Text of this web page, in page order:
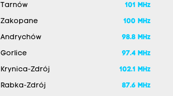
Tarnów 101 MHz
Zakopane 100 MHz
Andrychów 98.8 MHz
Gorlice 97.4 MHz
Krynica-Zdrój 102.1 MHz
Rabka-Zdrój 87.6 MHz